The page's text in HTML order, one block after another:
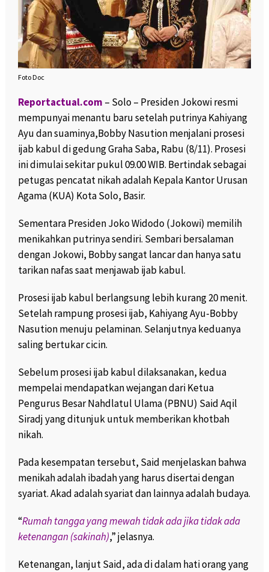
Foto Doc
Reportactual.com – Solo – Presiden Jokowi resmi
mempunyai menantu baru setelah putrinya Kahiyang
Ayu dan suaminya,Bobby Nasution menjalani prosesi
ijab kabul di gedung Graha Saba, Rabu (8/11). Prosesi
ini dimulai sekitar pukul 09.00 WIB. Bertindak sebagai
petugas pencatat nikah adalah Kepala Kantor Urusan
Agama (KUA) Kota Solo, Basir.
Sementara Presiden Joko Widodo (Jokowi) memilih
menikahkan putrinya sendiri. Sembari bersalaman
dengan Jokowi, Bobby sangat lancar dan hanya satu
tarikan nafas saat menjawab ijab kabul.
Prosesi ijab kabul berlangsung lebih kurang 20 menit.
Setelah rampung prosesi ijab, Kahiyang Ayu-Bobby
Nasution menuju pelaminan. Selanjutnya keduanya
saling bertukar cicin.
Sebelum prosesi ijab kabul dilaksanakan, kedua
mempelai mendapatkan wejangan dari Ketua
Pengurus Besar Nahdlatul Ulama (PBNU) Said Aqil
Siradj yang ditunjuk untuk memberikan khotbah
nikah.
Pada kesempatan tersebut, Said menjelaskan bahwa
menikah adalah ibadah yang harus disertai dengan
syariat. Akad adalah syariat dan lainnya adalah budaya.
“Rumah tangga yang mewah tidak ada jika tidak ada
ketenangan (sakinah),” jelasnya.
Ketenangan, lanjut Said, ada di dalam hati orang yang